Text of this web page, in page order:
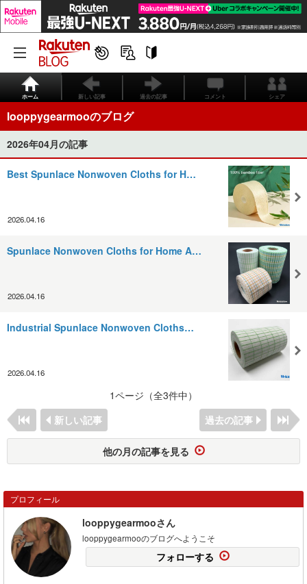
ホーム 新しい記事 過去の記事 コメント シェア
looppygearmooのブログ
2026年04月の記事
Best Spunlace Nonwoven Cloths for H…
2026.04.16
Spunlace Nonwoven Cloths for Home A…
2026.04.16
Industrial Spunlace Nonwoven Cloths…
2026.04.16
1ページ（全3件中）
新しい記事
過去の記事
他の月の記事を見る
プロフィール
looppygearmooさん
looppygearmooのブログへようこそ
フォローする